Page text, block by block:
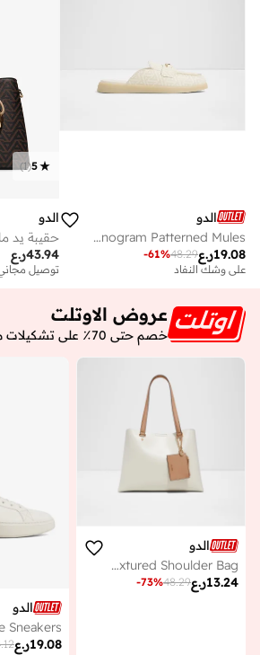
الدو
MYRIANA Monogram Patterned Mules
ر.ع19.08
48.29
-61%
على وشك النفاد
5
(
1
)
الدو
حقيبة يد
ر.ع43.94
توصيل
عروض الاوتلت
خصم حتى 70٪ على تشكيلات مختارة
الدو
KORER Textured Shoulder Bag
ر.ع13.24
48.29
-73%
الدو
ر.ع19.08